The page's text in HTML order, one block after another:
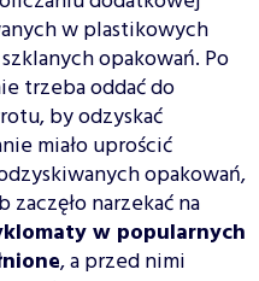
w plastikowych
opakowań. Po
trzeba oddać do
by odzyskać
miało uprościć
opakowań,
narzekać na
w popularnych
, a przed nimi